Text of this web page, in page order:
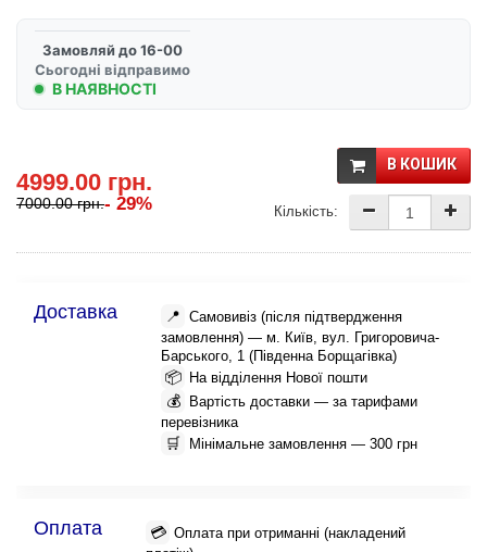
Замовляй до 16-00
Сьогодні відправимо
В НАЯВНОСТІ
4999.00 грн.
- 29%
7000.00 грн.
В КОШИК
Кількість:
Доставка 📍 Самовивіз (після підтвердження
замовлення) — м. Київ, вул. Григоровича-
Барського, 1 (Південна Борщагівка)
📦 На відділення Нової пошти
💰
Вартість доставки — за тарифами
перевізника
🛒 Мінімальне замовлення — 300 грн
Оплата 💳 Оплата при отриманні (накладений